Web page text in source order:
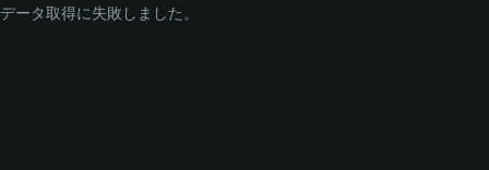
データ取得に失敗しました。